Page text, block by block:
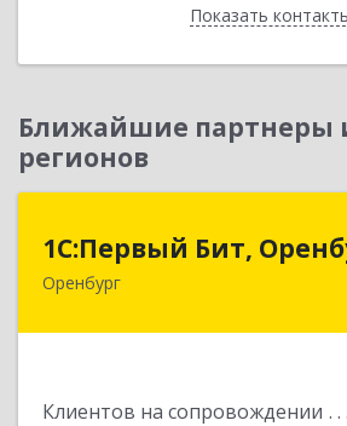
ПоказатьНазад
Ближайшие партнеры
регионов
1С:Первый Бит,
Оренбург
Клиентов на сопровождении
1С:Первый
460044, Оренбургская обл,